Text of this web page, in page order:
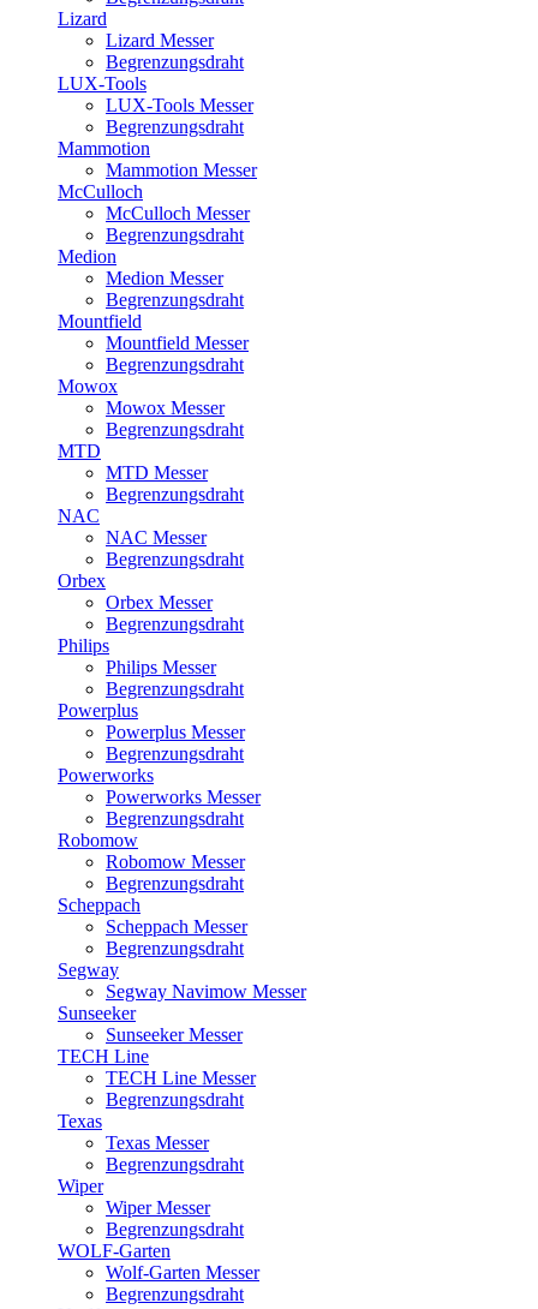
Lizard
Lizard Messer
Begrenzungsdraht
LUX-Tools
LUX-Tools Messer
Begrenzungsdraht
Mammotion
Mammotion Messer
McCulloch
McCulloch Messer
Begrenzungsdraht
Medion
Medion Messer
Begrenzungsdraht
Mountfield
Mountfield Messer
Begrenzungsdraht
Mowox
Mowox Messer
Begrenzungsdraht
MTD
MTD Messer
Begrenzungsdraht
NAC
NAC Messer
Begrenzungsdraht
Orbex
Orbex Messer
Begrenzungsdraht
Philips
Philips Messer
Begrenzungsdraht
Powerplus
Powerplus Messer
Begrenzungsdraht
Powerworks
Powerworks Messer
Begrenzungsdraht
Robomow
Robomow Messer
Begrenzungsdraht
Scheppach
Scheppach Messer
Begrenzungsdraht
Segway
Segway Navimow Messer
Sunseeker
Sunseeker Messer
TECH Line
TECH Line Messer
Begrenzungsdraht
Texas
Texas Messer
Begrenzungsdraht
Wiper
Wiper Messer
Begrenzungsdraht
WOLF-Garten
Wolf-Garten Messer
Begrenzungsdraht